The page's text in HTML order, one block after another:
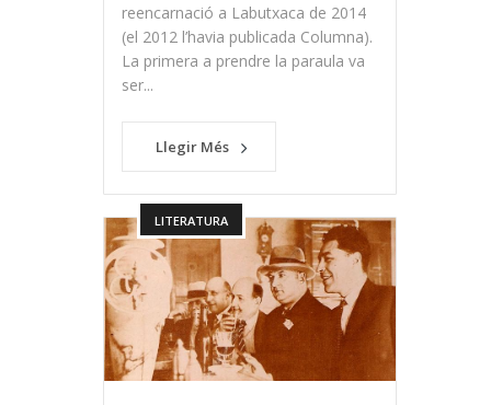
reencarnació a Labutxaca de 2014
(el 2012 l’havia publicada Columna).
La primera a prendre la paraula va
ser...
Llegir Més
LITERATURA